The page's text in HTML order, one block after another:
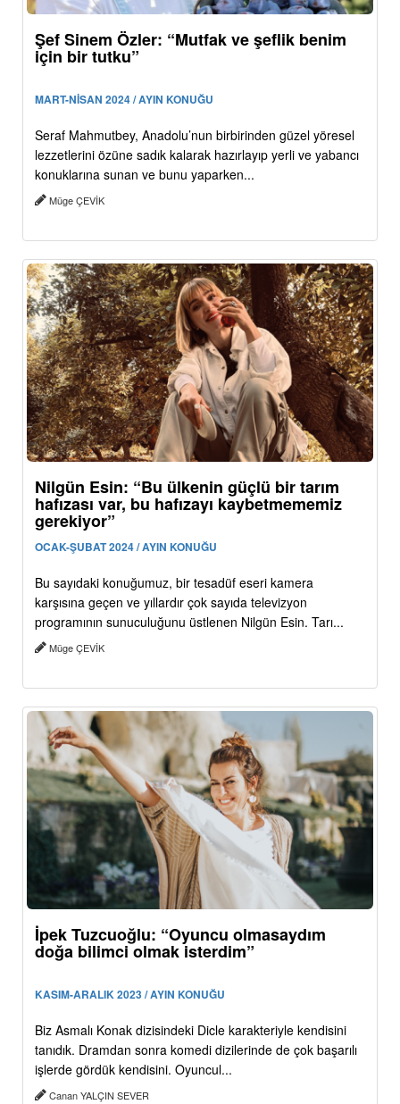
Şef Sinem Özler: “Mutfak ve şeflik benim
için bir tutku”
MART-NİSAN 2024 / AYIN KONUĞU
Seraf Mahmutbey, Anadolu’nun birbirinden güzel yöresel
lezzetlerini özüne sadık kalarak hazırlayıp yerli ve yabancı
konuklarına sunan ve bunu yaparken...
Müge ÇEVİK
Nilgün Esin: “Bu ülkenin güçlü bir tarım
hafızası var, bu hafızayı kaybetmememiz
gerekiyor”
OCAK-ŞUBAT 2024 / AYIN KONUĞU
Bu sayıdaki konuğumuz, bir tesadüf eseri kamera
karşısına geçen ve yıllardır çok sayıda televizyon
programının sunuculuğunu üstlenen Nilgün Esin. Tarı...
Müge ÇEVİK
İpek Tuzcuoğlu: “Oyuncu olmasaydım
doğa bilimci olmak isterdim”
KASIM-ARALIK 2023 / AYIN KONUĞU
Biz Asmalı Konak dizisindeki Dicle karakteriyle kendisini
tanıdık. Dramdan sonra komedi dizilerinde de çok başarılı
işlerde gördük kendisini. Oyuncul...
Canan YALÇIN SEVER